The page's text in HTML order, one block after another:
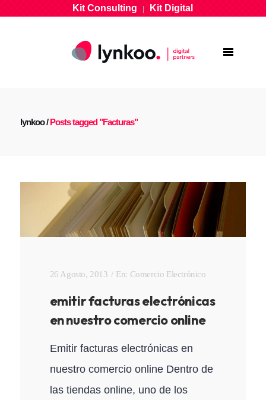
Kit Consulting|Kit Digital
lynkoo/Posts tagged "Facturas"
26 Agosto, 2013 En: Comercio Electrónico
emitir facturas electrónicas
en nuestro comercio online
Emitir facturas electrónicas en
nuestro comercio online Dentro de
las tiendas online, uno de los